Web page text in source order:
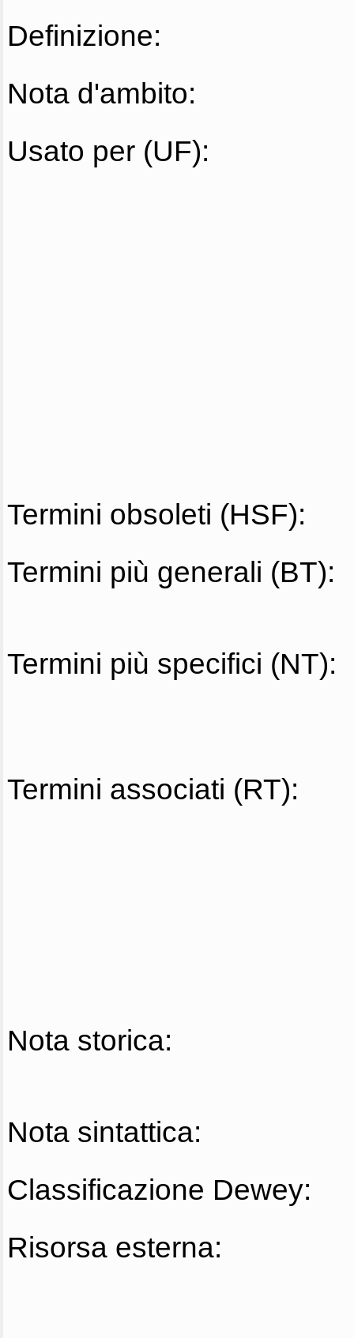
Definizione:
Nota d'ambito:
Usato per (UF):
Termini obsoleti (HSF):
Termini più generali (BT):
Termini più specifici (NT):
Termini associati (RT):
Nota storica:
Nota sintattica:
Classificazione Dewey:
Risorsa esterna: